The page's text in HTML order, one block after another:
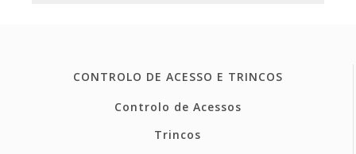
CONTROLO DE ACESSO E TRINCOS
Controlo de Acessos
Trincos